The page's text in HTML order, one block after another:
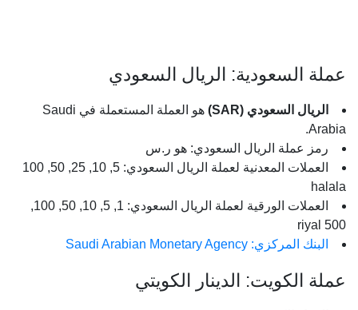
عملة السعودية: الريال السعودي
الريال السعودي (SAR)
هو العملة المستعملة في Saudi
Arabia.
رمز عملة الريال السعودي: هو ر.س
العملات المعدنية لعملة الريال السعودي: 5, 10, 25, 50, 100
halala
العملات الورقية لعملة الريال السعودي: 1, 5, 10, 50, 100,
500 riyal
البنك المركزي: Saudi Arabian Monetary Agency
عملة الكويت: الدينار الكويتي